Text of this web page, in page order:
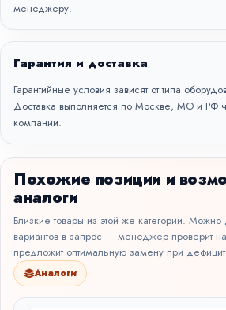
менеджеру.
Гарантия и доставка
Гарантийные условия зависят от типа
Доставка выполняется по Москве, МО и РФ
компании.
Похожие позиции и
аналоги
Близкие товары из этой же категории.
вариантов в запрос — менеджер проверит
предложит оптимальную замену при
Аналоги